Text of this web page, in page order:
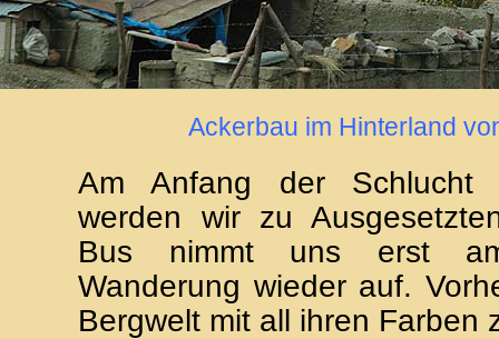
Ackerbau im Hinterland
Am Anfang der Schlucht
werden wir zu
Bus nimmt uns erst
Wanderung wieder auf.
Bergwelt mit all ihren Farben